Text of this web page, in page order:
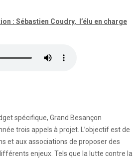
: Sébastien Coudry, l’élu en charge
spécifique, Grand Besançon
trois appels à projet. L’objectif est de
et aux associations de proposer des
enjeux. Tels que la lutte contre la